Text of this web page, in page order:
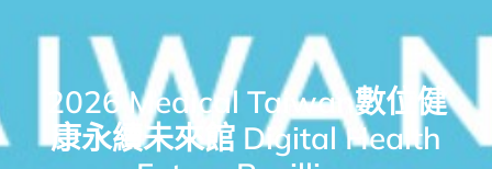
2026 Medical Taiwan數位健
康永續未來館 Digital Health